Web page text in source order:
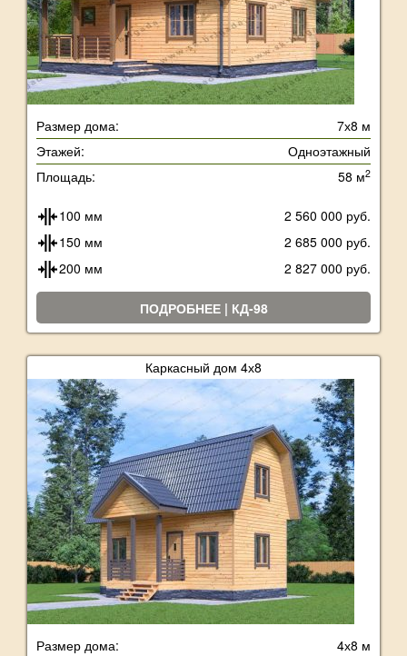
Размер дома:
7х8 м
Этажей:
Одноэтажный
Площадь:
58 м2
100 мм
2 560 000 руб.
150 мм
2 685 000 руб.
200 мм
2 827 000 руб.
ПОДРОБНЕЕ | КД-98
Каркасный дом 4х8
Размер дома:
4х8 м